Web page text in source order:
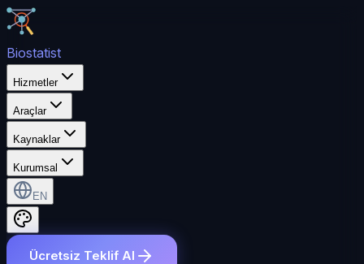
Biostatist
Hizmetler
Araçlar
Kaynaklar
Kurumsal
EN
Ücretsiz Teklif Al